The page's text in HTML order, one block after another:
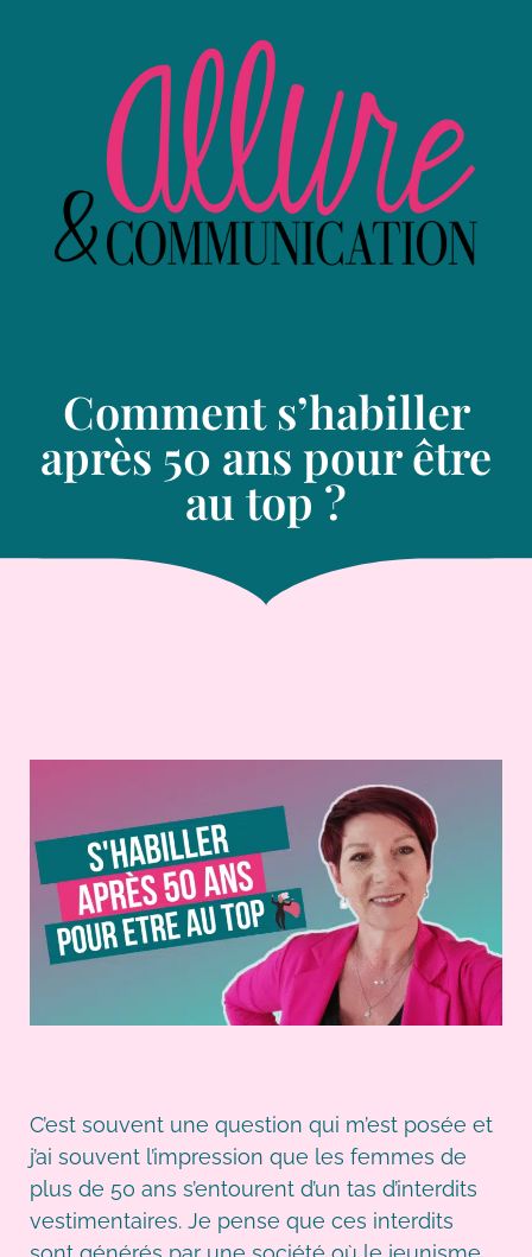
Comment s’habiller
après 50 ans pour être
au top ?
C’est souvent une question qui m’est posée et
j’ai souvent l’impression que les femmes de
plus de 50 ans s’entourent d’un tas d’interdits
vestimentaires. Je pense que ces interdits